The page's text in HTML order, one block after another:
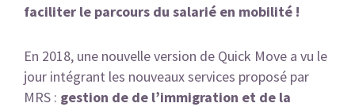
faciliter le parcours du salarié en mobilité !
En 2018, une nouvelle version de Quick Move a vu le
jour intégrant les nouveaux services proposé par
MRS : gestion de de l’immigration et de la